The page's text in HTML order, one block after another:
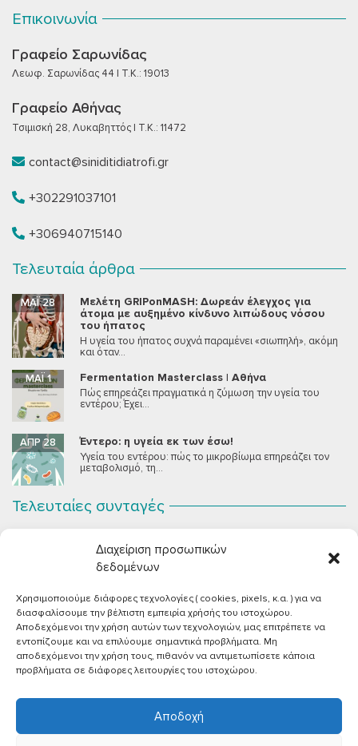
Διαχείριση προσωπικών
δεδομένων
Χρησιμοποιούμε διάφορες τεχνολογίες ( cookies, pixels, κ.α. ) για να
διασφαλίσουμε την βέλτιστη εμπειρία χρήσής του ιστοχώρου.
Αποδεχόμενοι την χρήση αυτών των τεχνολογιών, μας επιτρέπετε να
εντοπίζουμε και να επιλύουμε σημαντικά προβλήματα. Μη
αποδεχόμενοι την χρήση τους, πιθανόν να αντιμετωπίσετε κάποια
προβλήματα σε διάφορες λειτουργίες του ιστοχώρου.
Αποδοχή
Επικοινωνία
Γραφείο Σαρωνίδας
Λεωφ. Σαρωνίδας 44 | T.K.: 19013
Γραφείο Αθήνας
Τσιμισκή 28, Λυκαβηττός | T.K.: 11472
contact@siniditidiatrofi.gr
+302291037101
+306940715140
Τελευταία άρθρα
Μελέτη GRIPonMASH: Δωρεάν έλεγχος για
άτομα με αυξημένο κίνδυνο λιπώδους νόσου
του ήπατος
ΜΆΙ 28
Η υγεία του ήπατος συχνά παραμένει «σιωπηλή», ακόμη
και όταν...
Fermentation Masterclass | Αθήνα
ΜΆΙ 1
Πώς επηρεάζει πραγματικά η ζύμωση την υγεία του
εντέρου; Έχει...
Έντερο: η υγεία εκ των έσω!
ΑΠΡ 28
Υγεία του εντέρου: πώς το μικροβίωμα επηρεάζει τον
μεταβολισμό, τη...
Τελευταίες συνταγές
Μια μους σοκολάτας για όλους εμάς που θέλουμε να
συστήσουμε...
Vegan Χωριάτικη Σαλάτα με Φέτα από Τόφου
ΙΟΎΝ 26
Καλοκαίρι, ζεστάρα και “χωριάτικη” σαλάτα! Έχοντας
μεγαλώσει με αυτό το...
Πικάντικες πέννες με ντομάτα
ΙΟΎΝ 18